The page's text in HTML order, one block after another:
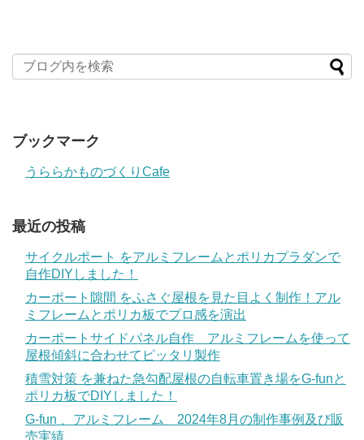
ブックマーク
うららかものづくりCafe
最近の投稿
サイクルポート をアルミフレームとポリカプラダンで
自作DIYしました！
カーポート隙間 をふさぐ屋根を見た目よく制作！アル
ミフレームとポリカ板でプロ感を演出
カーポートサイドパネル自作 アルミフレームを使って
屋根傾斜に合わせてピッタリ製作
積雪対策 を兼ねた急勾配屋根の自転車置き場をG-funと
ポリカ板でDIYしました！
G-fun 、アルミフレーム 2024年8月の制作事例及び販
売実績